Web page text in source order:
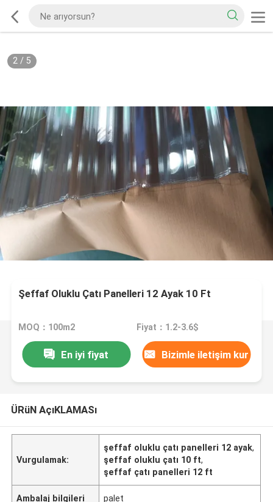
2/ 5
Şeffaf Oluklu Çatı Panelleri 12 Ayak 10 Ft
MOQ：100m2 Fiyat：1.2-3.6$
En iyi fiyat Bizimle iletişim kur
ÜRüN AçıKLAMASı
Vurgulamak:
şeffaf oluklu çatı panelleri 12 ayak,
şeffaf oluklu çatı 10 ft,
şeffaf çatı panelleri 12 ft
Ambalaj bilgileri palet